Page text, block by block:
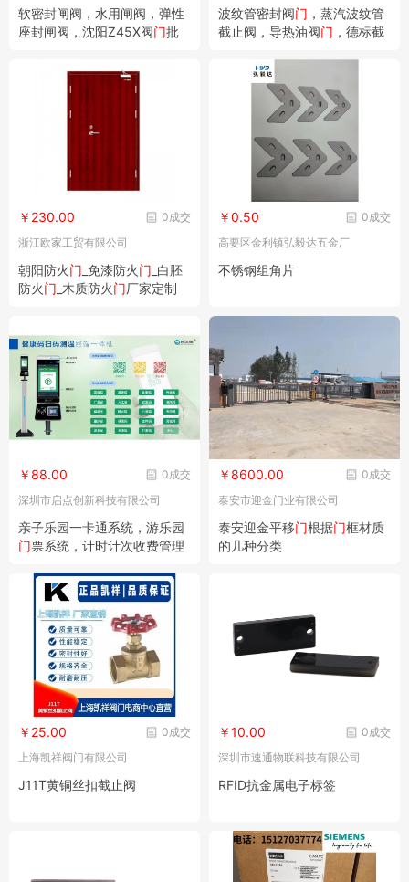
软密封闸阀，水用闸阀，弹性
座封闸阀，沈阳Z45X阀门批
波纹管密封阀门 ，蒸汽波纹管
截止阀，导热油阀门 ，德标截
0成交
￥230.00
浙江欧家工贸有限公司
朝阳防火门 _免漆防火门 _白胚
防火门 _木质防火门厂家定制
0成交
￥0.50
高要区金利镇弘毅达五金厂
不锈钢组角片
0成交
￥88.00
深圳市启点创新科技有限公司
亲子乐园一卡通系统，游乐园
门票系统，计时计次收费管理
0成交
￥8600.00
泰安市迎金门业有限公司
泰安迎金平移门根据门框材质
的几种分类
0成交
￥25.00
上海凯祥阀门有限公司
J11T黄铜丝扣截止阀
0成交
￥10.00
深圳市速通物联科技有限公司
RFID抗金属电子标签